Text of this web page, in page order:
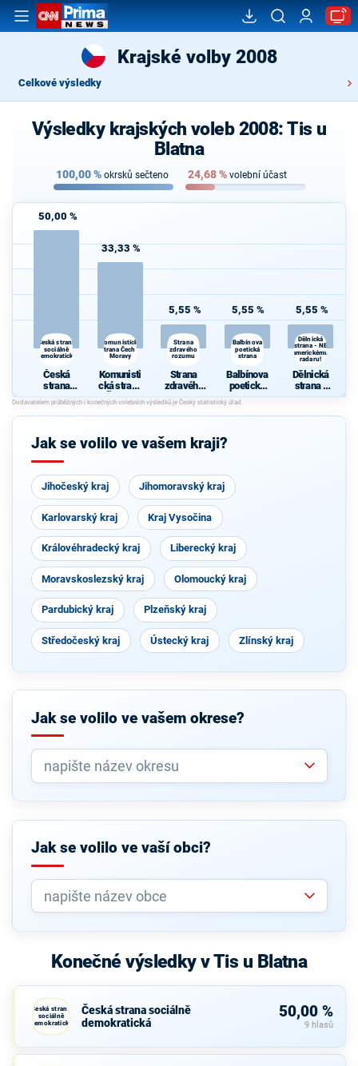
Krajské volby 2008
Celkové výsledky
Výsledky krajských voleb 2008: Tis u
Blatna
100,00% okrsků sečteno 24,68% volební účast
50,00 %
Česká strana
sociálně
demokratická
Česká
strana
sociálně
demokrati
cká
33,33 %
Komunistická
strana Čech a
Moravy
Komunisti
cká strana
Čech a
Moravy
5,55 %
Strana
zdravého
rozumu
Strana
zdravého
rozumu
5,55 %
Balbínova
poetická
strana
Balbínova
poetická
strana
5,55 %
Dělnická
strana - NE
americkému
radaru!
Dělnická
strana -
NE
mu radaru!
Jak se volilo ve vašem kraji?
Jihočeský kraj Jihomoravský kraj
Karlovarský kraj Kraj Vysočina
Královéhradecký kraj Liberecký kraj
Moravskoslezský kraj Olomoucký kraj
Pardubický kraj Plzeňský kraj
Středočeský kraj Ústecký kraj Zlínský kraj
Jak se volilo ve vašem okrese?
Jak se volilo ve vaší obci?
Konečné výsledky v Tis u Blatna
Česká strana
sociálně
demokratická
Česká strana sociálně
demokratická
50,00 %
9 hlasů